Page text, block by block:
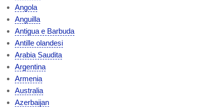
Angola
Anguilla
Antigua e Barbuda
Antille olandesi
Arabia Saudita
Argentina
Armenia
Australia
Azerbaijan